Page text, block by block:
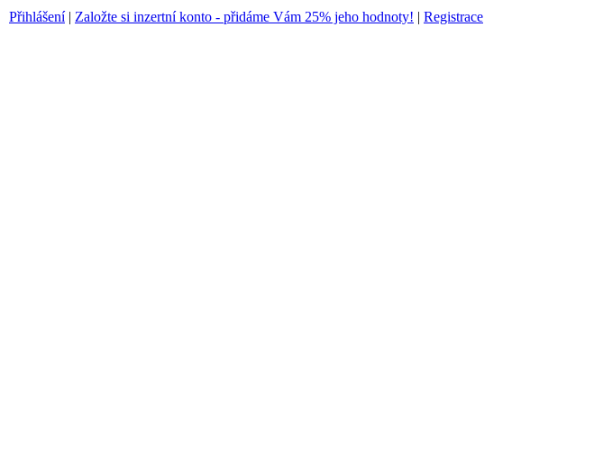
Přihlášení| Založte si inzertní konto - přidáme Vám 25% jeho hodnoty! | Registrace